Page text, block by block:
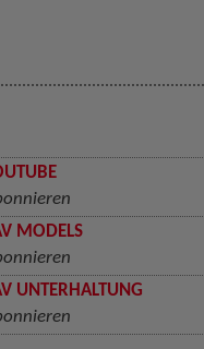
MODELS
UNTERHALTUNG